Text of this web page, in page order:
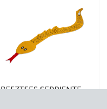
BEEZTEES SERPIENTE